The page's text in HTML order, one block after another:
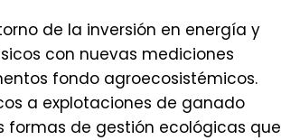
de la inversión en energía y
con nuevas mediciones
fondo agroecosistémicos.
a explotaciones de ganado
formas de gestión ecológicas que